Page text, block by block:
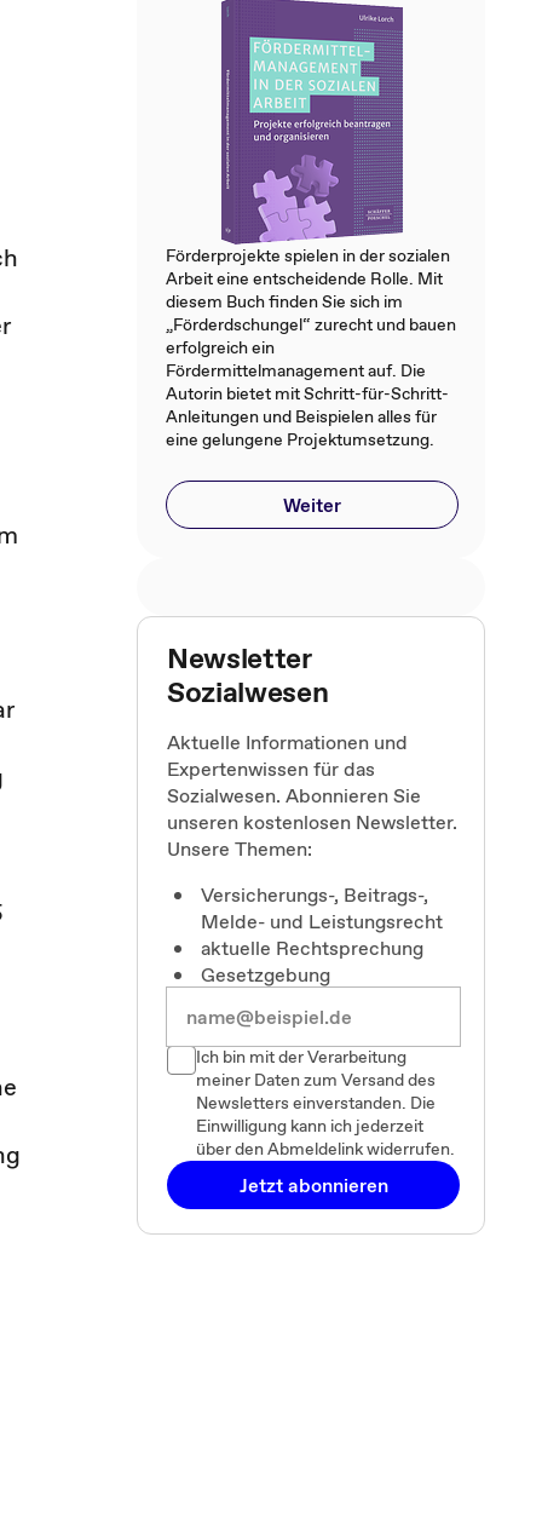
Förderprojekte spielen in der sozialen
Arbeit eine entscheidende Rolle. Mit
diesem Buch finden Sie sich im
„Förderdschungel“ zurecht und bauen
erfolgreich ein
Fördermittelmanagement auf. Die
Autorin bietet mit Schritt-für-Schritt-
Anleitungen und Beispielen alles für
eine gelungene Projektumsetzung.
Weiter
Newsletter
Sozialwesen
Aktuelle Informationen und
Expertenwissen für das
Sozialwesen. Abonnieren Sie
unseren kostenlosen Newsletter.
Unsere Themen:
Versicherungs-, Beitrags-,
Melde- und Leistungsrecht
aktuelle Rechtsprechung
Gesetzgebung
Ich bin mit der Verarbeitung
meiner Daten zum Versand des
Newsletters einverstanden. Die
Einwilligung kann ich jederzeit
über den Abmeldelink widerrufen.
Jetzt abonnieren